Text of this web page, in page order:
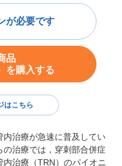
内治療が急速に普及してい
治療では，穿刺部合併症
治療（TRN）のパイオニ
が必要です
品
を購入する
はこちら